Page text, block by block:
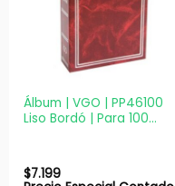
Álbum | VGO | PP46100
Liso Bordó | Para 100
$7.199